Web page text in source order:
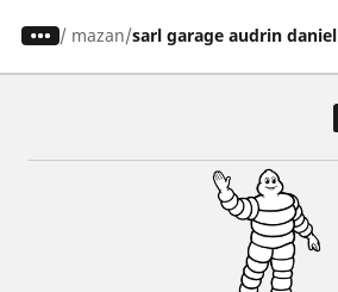
/ mazan sarl garage audrin daniel